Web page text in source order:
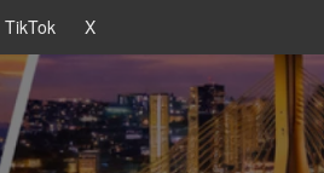
TikTok X